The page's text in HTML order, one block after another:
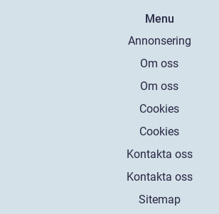
Menu
Annonsering
Om oss
Om oss
Cookies
Cookies
Kontakta oss
Kontakta oss
Sitemap